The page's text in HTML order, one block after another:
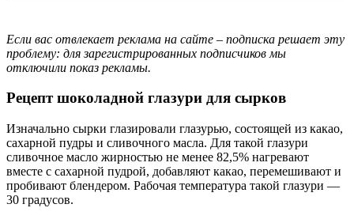
Если вас отвлекает реклама на сайте – подписка решает эту
проблему: для зарегистрированных подписчиков мы
отключили показ рекламы.
Рецепт шоколадной глазури для сырков
Изначально сырки глазировали глазурью, состоящей из какао,
сахарной пудры и сливочного масла. Для такой глазури
сливочное масло жирностью не менее 82,5% нагревают
вместе с сахарной пудрой, добавляют какао, перемешивают и
пробивают блендером. Рабочая температура такой глазури —
30 градусов.